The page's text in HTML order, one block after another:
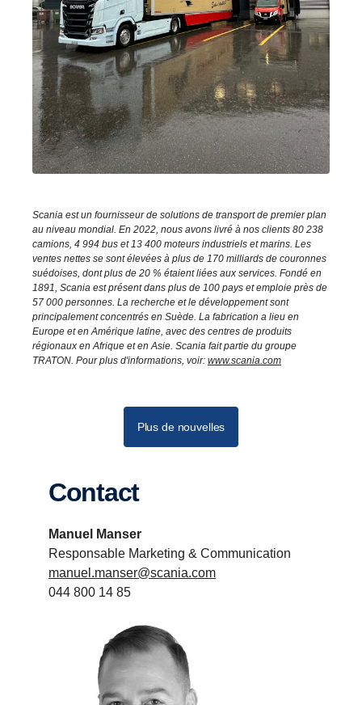
Scania est un fournisseur de solutions de transport de premier plan
au niveau mondial. En 2022, nous avons livré à nos clients 80 238
camions, 4 994 bus et 13 400 moteurs industriels et marins. Les
ventes nettes se sont élevées à plus de 170 milliards de couronnes
suédoises, dont plus de 20 % étaient liées aux services. Fondé en
1891, Scania est présent dans plus de 100 pays et emploie près de
57 000 personnes. La recherche et le développement sont
principalement concentrés en Suède. La fabrication a lieu en
Europe et en Amérique latine, avec des centres de produits
régionaux en Afrique et en Asie. Scania fait partie du groupe
TRATON. Pour plus d'informations, voir: www.scania.com
Plus de nouvelles
Contact
Manuel Manser
Responsable Marketing & Communication
manuel.manser@scania.com
044 800 14 85